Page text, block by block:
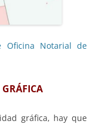
Oficina Notarial de
gráfica, hay que